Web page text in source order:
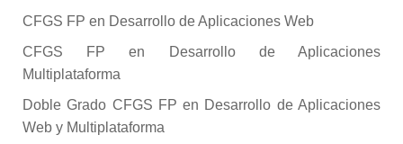
CFGS FP en Desarrollo de Aplicaciones Web
CFGS FP en Desarrollo de Aplicaciones
Multiplataforma
Doble Grado CFGS FP en Desarrollo de Aplicaciones
Web y Multiplataforma